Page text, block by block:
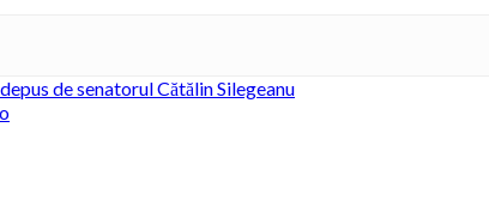
de senatorul Cătălin Silegeanu